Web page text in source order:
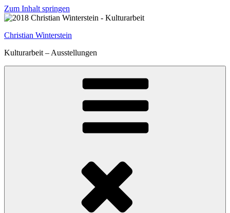
Zum Inhalt springen
Christian Winterstein
Kulturarbeit – Ausstellungen